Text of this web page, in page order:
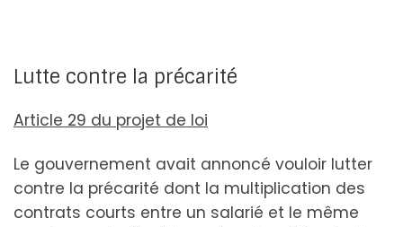
Lutte contre la précarité
Article 29 du projet de loi
Le gouvernement avait annoncé vouloir lutter
contre la précarité dont la multiplication des
contrats courts entre un salarié et le même